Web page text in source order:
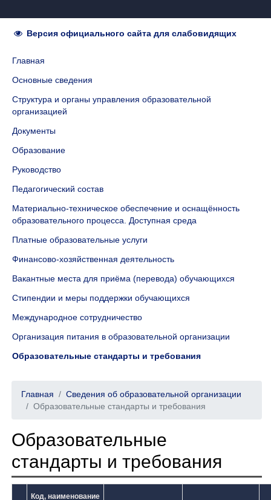
Версия официального сайта для слабовидящих
Главная
Основные сведения
Структура и органы управления образовательной
организацией
Документы
Образование
Руководство
Педагогический состав
Материально-техническое обеспечение и оснащённость
образовательного процесса. Доступная среда
Платные образовательные услуги
Финансово-хозяйственная деятельность
Вакантные места для приёма (перевода) обучающихся
Стипендии и меры поддержки обучающихся
Международное сотрудничество
Организация питания в образовательной организации
Образовательные стандарты и требования
Главная
Сведения об образовательной организации
Образовательные стандарты и требования
Образовательные
стандарты и требования
Код, наименование